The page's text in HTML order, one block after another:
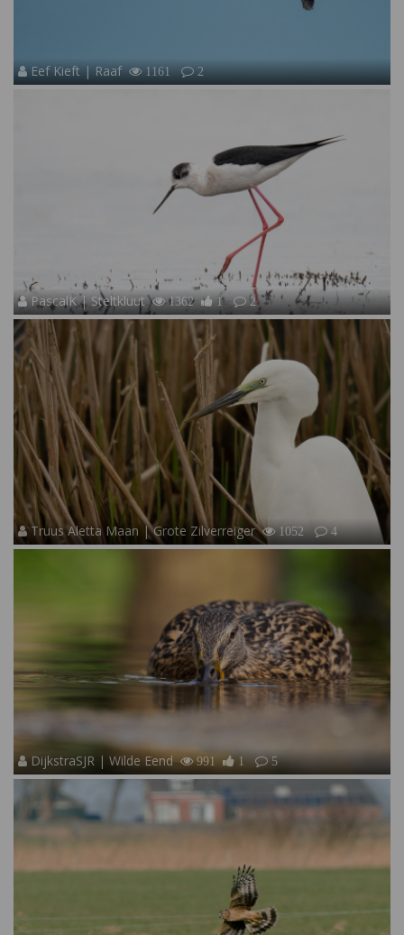
Eef Kieft | Raaf 1161 2
PascalK | Steltkluut 1362 1 2
Truus Aletta Maan | Grote Zilverreiger 1052 4
DijkstraSJR | Wilde Eend 991 1 5